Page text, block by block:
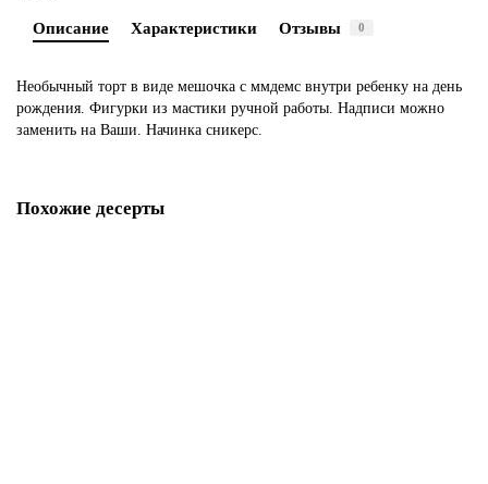
Описание Характеристики Отзывы 0
Необычный торт в виде мешочка с ммдемс внутри ребенку на день
рождения. Фигурки из мастики ручной работы. Надписи можно
заменить на Ваши. Начинка сникерс.
Похожие десерты